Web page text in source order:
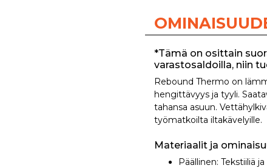
*Tämä on osittain
varastosaldoilla, niin
Rebound Thermo on
hengittävyys ja tyyli.
tahansa asuun.
työmatkoilta iltakävelyille.
Materiaalit ja
Päällinen: Tekstiiliä